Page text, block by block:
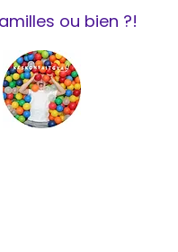
ou bien ?!